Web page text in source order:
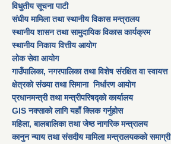
विधुतीय सूचना पाटी
संघीय मामिला तथा स्थानीय विकास मन्त्रालय
स्थानीय शासन तथा सामुदायिक विकास कार्यक्रम
स्थानीय निकाय वित्तीय आयोग
लोक सेवा आयोग
गाउँपालिका, नगरपालिका तथा विशेष स‌ंरक्षित वा स्वायत्त
क्षेत्रकाे स‌ंख्या तथा सिमाना निर्धारण आयाेग
प्रधानमन्त्री तथा मन्त्रीपरिषद्को कार्यालय
GIS नक्साको लागि यहाँ क्लिक गर्नुहोस
महिला, बालबालिका तथा जेष्ठ नागरिक मन्त्रालय
कानुन न्याय तथा संसदीय मामिला मन्त्रालयकको समाग्री